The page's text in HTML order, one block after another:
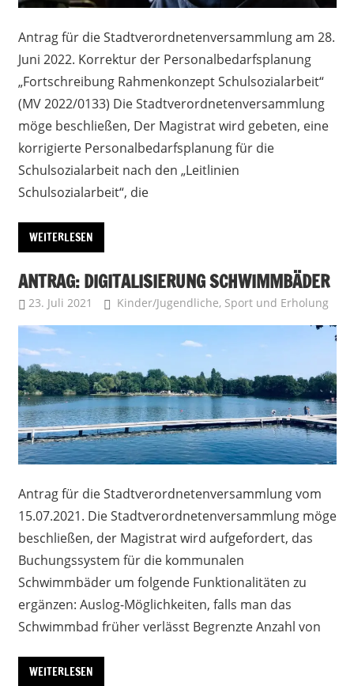
Antrag für die Stadtverordnetenversammlung am 28.
Juni 2022. Korrektur der Personalbedarfsplanung
„Fortschreibung Rahmenkonzept Schulsozialarbeit“
(MV 2022/0133) Die Stadtverordnetenversammlung
möge beschließen, Der Magistrat wird gebeten, eine
korrigierte Personalbedarfsplanung für die
Schulsozialarbeit nach den „Leitlinien
Schulsozialarbeit“, die
WEITERLESEN
ANTRAG: DIGITALISIERUNG SCHWIMMBÄDER
23. Juli 2021 Uffbasse
Kinder/Jugendliche, Sport und Erholung
Antrag für die Stadtverordnetenversammlung vom
15.07.2021. Die Stadtverordnetenversammlung möge
beschließen, der Magistrat wird aufgefordert, das
Buchungssystem für die kommunalen
Schwimmbäder um folgende Funktionalitäten zu
ergänzen: Auslog-Möglichkeiten, falls man das
Schwimmbad früher verlässt Begrenzte Anzahl von
WEITERLESEN